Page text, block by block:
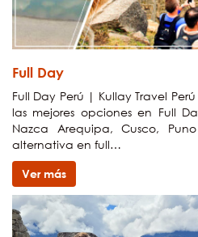
Full Day
Full Day Perú | Kullay Travel
las mejores opciones en Full
Nazca Arequipa, Cusco,
alternativa en full…
Ver más